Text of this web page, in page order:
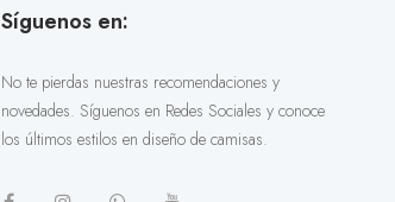
Síguenos en:
No te pierdas nuestras recomendaciones y
novedades. Síguenos en Redes Sociales y conoce
los últimos estilos en diseño de camisas.